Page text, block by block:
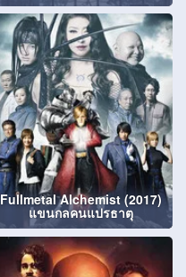
Fullmetal Alchemist (2017)
แขนกลคนแปรธาตุ